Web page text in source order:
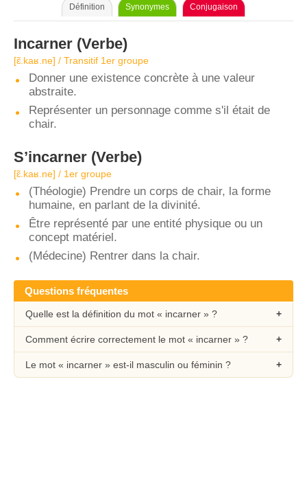
Définition Synonymes Conjugaison
Incarner (Verbe)
[ɛ̃.kaʁ.ne] / Transitif 1er groupe
Donner une existence concrète à une valeur
abstraite.
Représenter un personnage comme s'il était de
chair.
S’incarner (Verbe)
[ɛ̃.kaʁ.ne] / 1er groupe
(Théologie) Prendre un corps de chair, la forme
humaine, en parlant de la divinité.
Être représenté par une entité physique ou un
concept matériel.
(Médecine) Rentrer dans la chair.
Questions fréquentes
Quelle est la définition du mot « incarner » ?
Comment écrire correctement le mot « incarner » ?
Le mot « incarner » est-il masculin ou féminin ?